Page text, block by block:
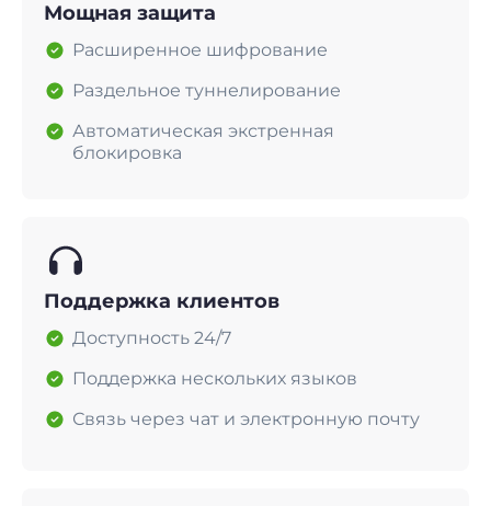
Мощная защита
Расширенное шифрование
Раздельное туннелирование
Автоматическая экстренная
блокировка
Поддержка клиентов
Доступность 24/7
Поддержка нескольких языков
Связь через чат и электронную почту